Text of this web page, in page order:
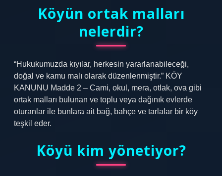
Köyün ortak malları
nelerdir?
“Hukukumuzda kıyılar, herkesin yararlanabileceği,
doğal ve kamu malı olarak düzenlenmiştir.” KÖY
KANUNU Madde 2 – Cami, okul, mera, otlak, ova gibi
ortak malları bulunan ve toplu veya dağınık evlerde
oturanlar ile bunlara ait bağ, bahçe ve tarlalar bir köy
teşkil eder.
Köyü kim yönetiyor?